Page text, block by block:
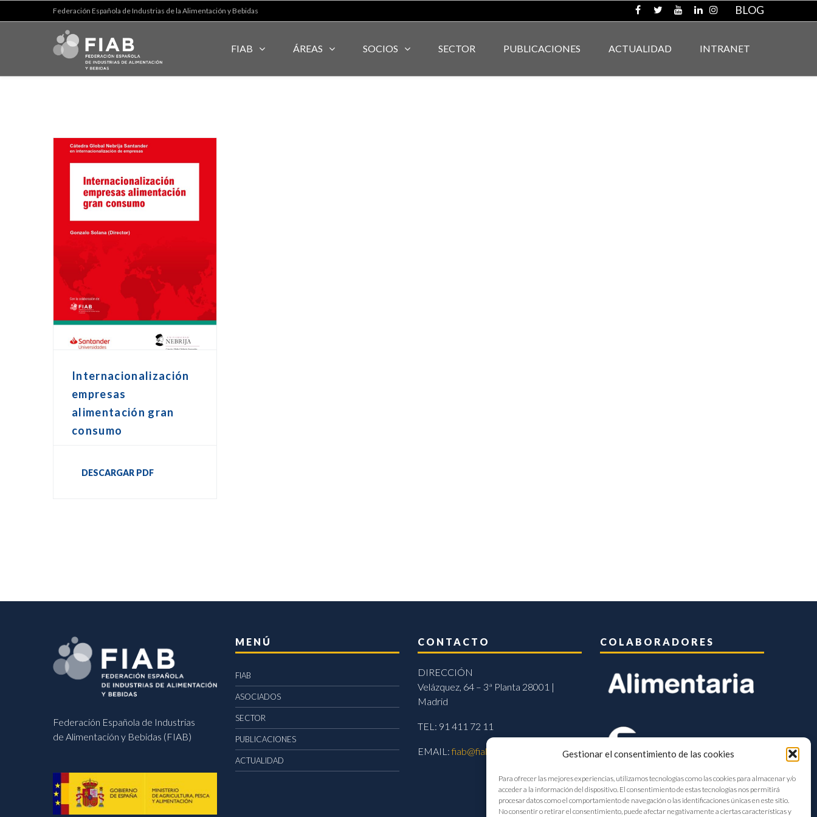
Gestionar el consentimiento de las cookies
Para ofrecer las mejores experiencias, utilizamos tecnologías como las cookies para almacenar y/o
acceder a la información del dispositivo. El consentimiento de estas tecnologías nos permitirá
procesar datos como el comportamiento de navegación o las identificaciones únicas en este sitio.
No consentir o retirar el consentimiento, puede afectar negativamente a ciertas características y
Federación Española de Industrias de la Alimentación y Bebidas BLOG
FIAB ÁREAS SOCIOS SECTOR PUBLICACIONES ACTUALIDAD INTRANET
Internacionalización
empresas
alimentación gran
consumo
DESCARGAR PDF
Federación Española de Industrias
de Alimentación y Bebidas (FIAB)
MENÚ
FIAB
ASOCIADOS
SECTOR
PUBLICACIONES
ACTUALIDAD
CONTACTO
DIRECCIÓN
Velázquez, 64 – 3ª Planta 28001 |
Madrid
TEL: 91 411 72 11
EMAIL:fiab@fiab.es
COLABORADORES